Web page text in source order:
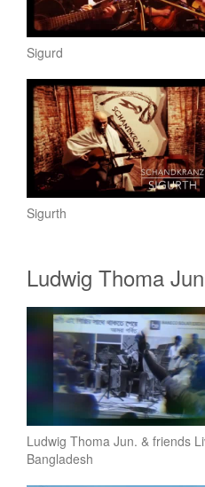
Sigurd
Sigurth
Ludwig Thoma
Ludwig Thoma Jun. & friends
Bangladesh